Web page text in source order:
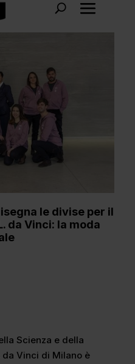
le divise per il
da Vinci: la moda
Scienza e della
Vinci di Milano è